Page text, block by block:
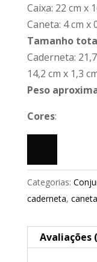
Caixa: 22 cm x
Caneta: 4 cm x
Tamanho
Caderneta:
14,2 cm x 1,3
Peso
Cores:
Categorias:
caderneta, caneta
Avaliações